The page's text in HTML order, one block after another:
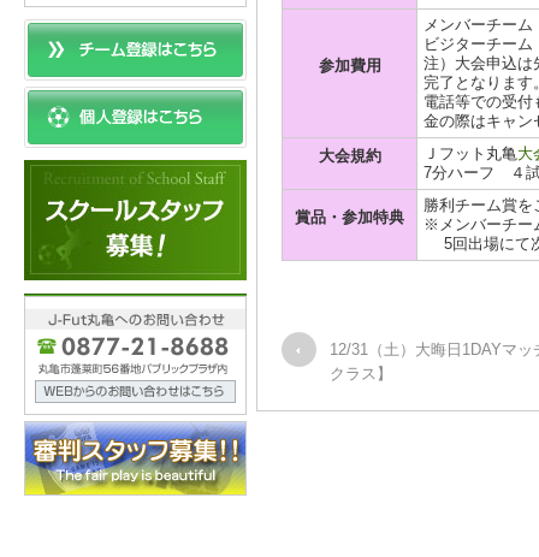
参加費用
メンバーチー
ビジターチー
注）大会申込は
完了となります
電話等での受
金の際はキャン
大会規約
Ｊフット丸亀 大
7分ハーフ ４
賞品・参加特典
勝利チーム賞
※メンバーチー
5回出場にて
12/31（土）大晦日1DAYマッ
クラス】